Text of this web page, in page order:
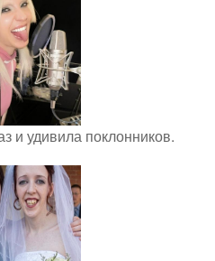
и удивила поклонников.